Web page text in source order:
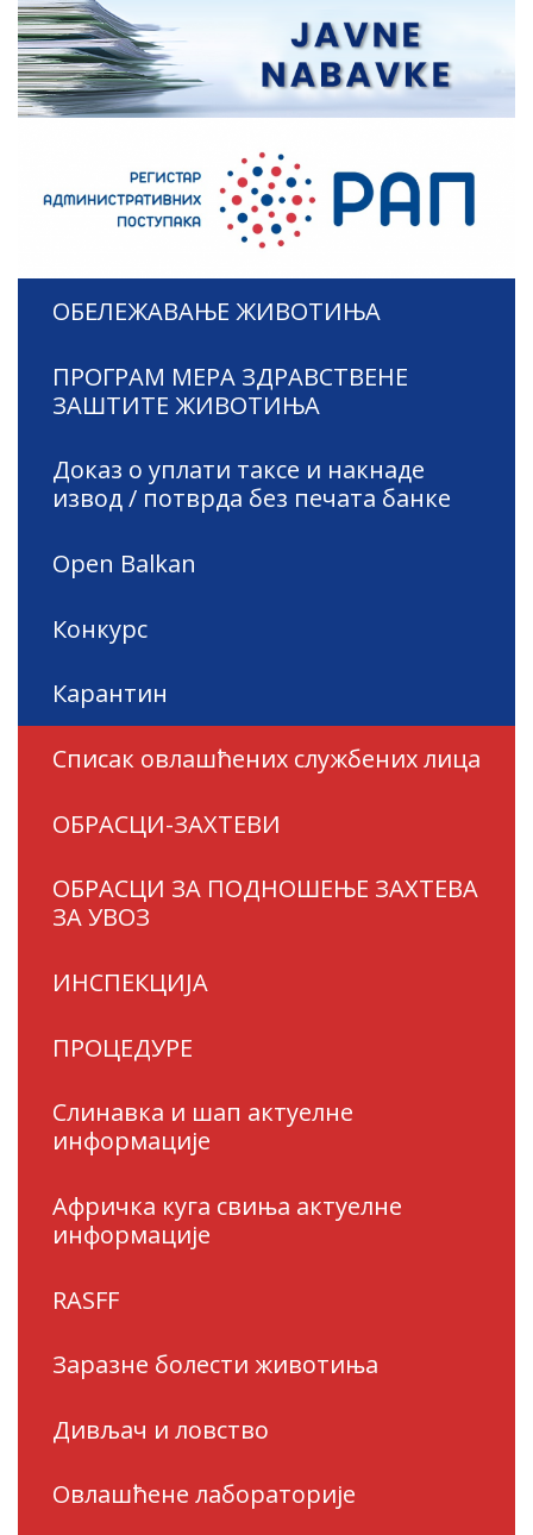
ОБЕЛЕЖАВАЊЕ ЖИВОТИЊА
ПРОГРАМ МЕРА ЗДРАВСТВЕНЕ
ЗАШТИТЕ ЖИВОТИЊА
Доказ о уплати таксе и накнаде
извод / потврда без печата банке
Open Balkan
Конкурс
Карантин
Списак овлашћених службених лица
ОБРАСЦИ-ЗАХТЕВИ
ОБРАСЦИ ЗА ПОДНОШЕЊЕ ЗАХТЕВА
ЗА УВОЗ
ИНСПЕКЦИЈА
ПРОЦЕДУРЕ
Слинавка и шап актуелне
информације
Афричка куга свиња актуелне
информације
RASFF
Заразне болести животиња
Дивљач и ловство
Овлашћене лабораторије